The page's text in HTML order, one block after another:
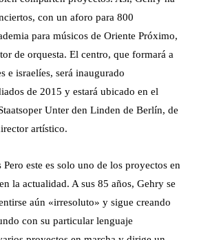
con un aforo para 800
para músicos de Oriente Próximo,
de orquesta. El centro, que formará a
e israelíes, será inaugurado
de 2015 y estará ubicado en el
Unter den Linden de Berlín, de
artístico.
este es solo uno de los proyectos en
la actualidad. A sus 85 años, Gehry se
aún «irresoluto» y sigue creando
con su particular lenguaje